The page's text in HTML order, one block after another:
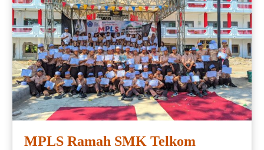
MPLS Ramah SMK Telkom